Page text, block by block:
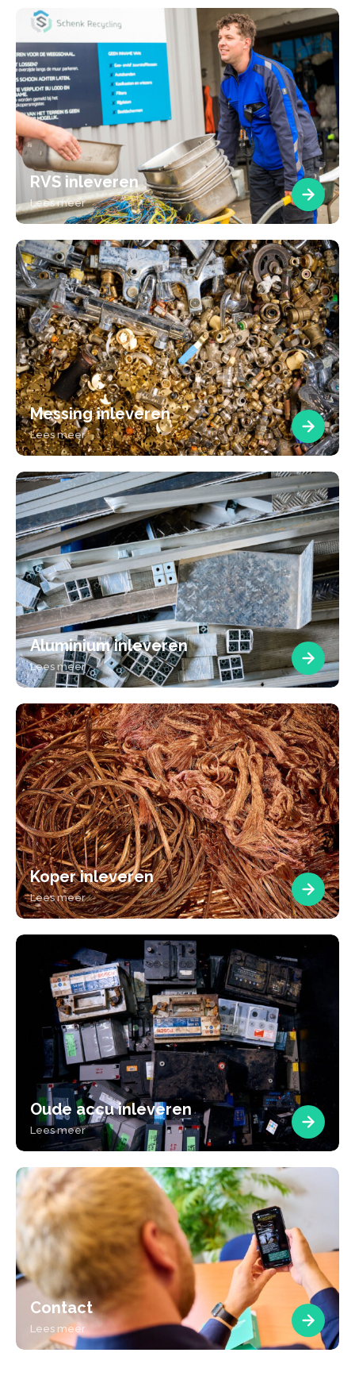
RVS inleveren
Lees meer
Messing inleveren
Lees meer
Aluminium inleveren
Lees meer
Koper inleveren
Lees meer
Oude accu inleveren
Lees meer
Contact
Lees meer